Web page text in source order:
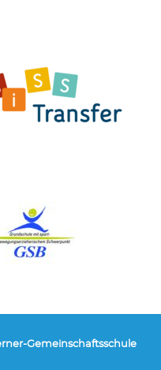
Gemeinschaftsschule